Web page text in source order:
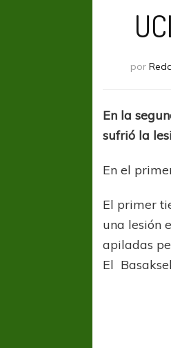
por
En la
sufrió la
En el
El primer
una lesión
apiladas
El